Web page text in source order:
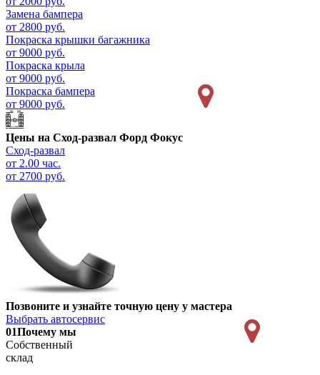
Замена бампера
от 2800 руб.
Покраска крышки багажника
от 9000 руб.
Покраска крыла
от 9000 руб.
Покраска бампера
от 9000 руб.
Цены на Сход-развал Форд Фокус
Сход-развал
от 2.00 час.
от 2700 руб.
Позвоните и узнайте точную цену у мастера
Выбрать автосервис
01Почему мы
Собственный
склад